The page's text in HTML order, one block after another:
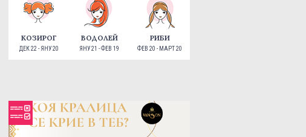
КОЗИРОГ
ДЕК 22 - ЯНУ 20
ВОДОЛЕЙ
ЯНУ 21 - ФЕВ 19
РИБИ
ФЕВ 20 - МАРТ 20